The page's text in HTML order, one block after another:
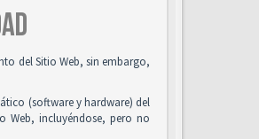
del Sitio Web, sin embargo,
(software y hardware) del
Web, incluyéndose, pero no